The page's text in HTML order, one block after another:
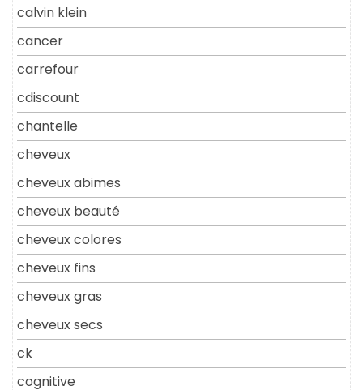
calvin klein
cancer
carrefour
cdiscount
chantelle
cheveux
cheveux abimes
cheveux beauté
cheveux colores
cheveux fins
cheveux gras
cheveux secs
ck
cognitive